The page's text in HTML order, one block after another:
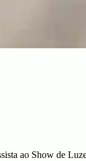
ao Show de